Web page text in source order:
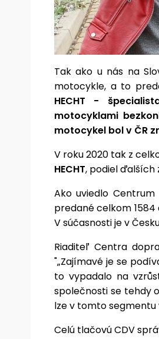
Tak ako u nás na
motocykle, a to
HECHT -
motocyklami
motocykel bol v ČR
V roku 2020 tak z
HECHT, podiel ďalších
Ako uviedlo
predané celkom 1584
V súčasnosti je v
Riaditeľ Centra
"„Zajímavé je se
to vypadalo na
společnosti se tehdy
lze v tomto segmentu
Celú tlačovú CDV